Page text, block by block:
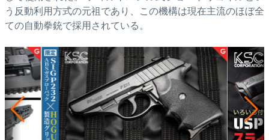
う反動利用方式の元祖であり、この機構は現在主流のほぼ全
ての自動拳銃で採用されている。